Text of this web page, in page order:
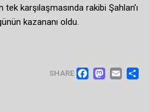
karşılaşmasında rakibi Şahlan’ı
kazananı oldu.
SHARE